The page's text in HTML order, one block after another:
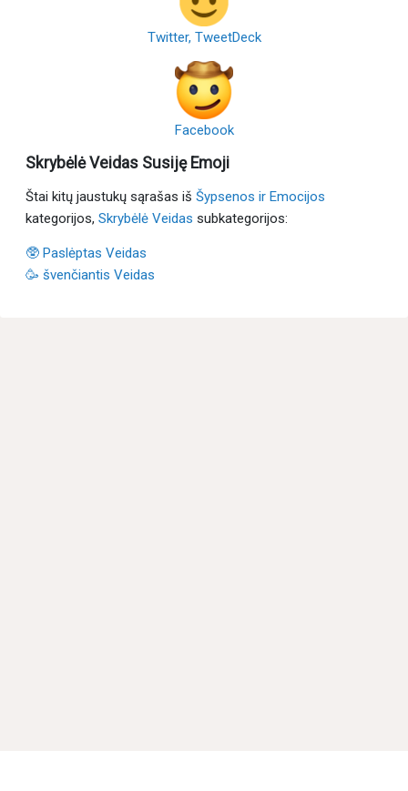
Twitter, TweetDeck
Facebook
Skrybėlė Veidas Susiję Emoji
Štai kitų jaustukų sąrašas iš Šypsenos ir Emocijos
kategorijos, Skrybėlė Veidas subkategorijos:
🥸 Paslėptas Veidas
🥳 švenčiantis Veidas